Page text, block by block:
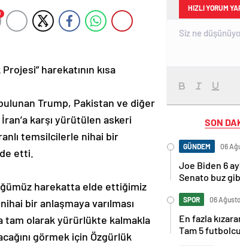
harekatının kısa
Trump, Pakistan ve diğer
karşı yürütülen askeri
temsilcilerle nihai bir
etti.
harekatta elde ettiğimiz
bir anlaşmaya varılması
tam olarak yürürlükte kalmakla
görmek için Özgürlük
HIZLI YORUM
SON
GÜNDEM 06
Joe Biden 6
Senato buz
SPOR 06
En fazla
Tam 5